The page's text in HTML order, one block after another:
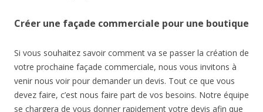
Créer une façade commerciale pour une boutique
Si vous souhaitez savoir comment va se passer la création de
votre prochaine façade commerciale, nous vous invitons à
venir nous voir pour demander un devis. Tout ce que vous
devez faire, c’est nous faire part de vos besoins. Notre équipe
se chargera de vous donner rapidement votre devis afin que